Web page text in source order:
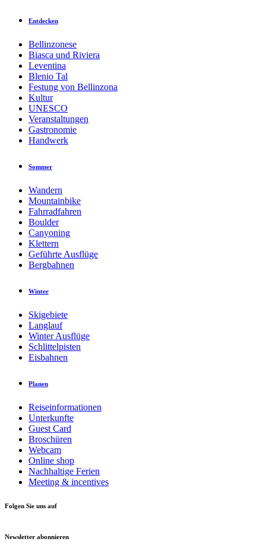
Entdecken
Bellinzonese
Biasca und Riviera
Leventina
Blenio Tal
Festung von Bellinzona
Kultur
UNESCO
Veranstaltungen
Gastronomie
Handwerk
Sommer
Wandern
Mountainbike
Fahrradfahren
Boulder
Canyoning
Klettern
Geführte Ausflüge
Bergbahnen
Winter
Skigebiete
Langlauf
Winter Ausflüge
Schlittelpisten
Eisbahnen
Planen
Reiseinformationen
Unterkunfte
Guest Card
Broschüren
Webcam
Online shop
Nachhaltige Ferien
Meeting & incentives
Folgen Sie uns auf
Newsletter abonnieren